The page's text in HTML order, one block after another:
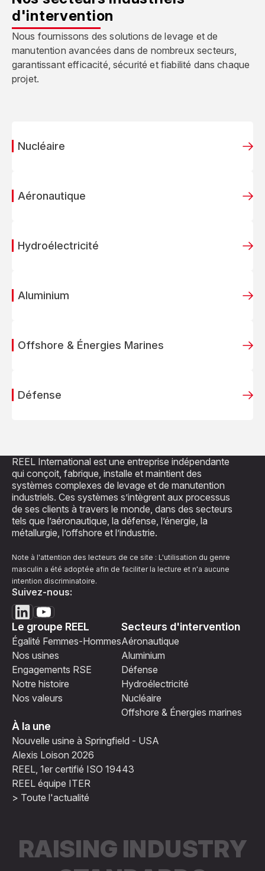
d'intervention
Nous fournissons des solutions de levage et de
manutention avancées dans de nombreux secteurs,
garantissant efficacité, sécurité et fiabilité dans chaque
projet.
Nucléaire
Aéronautique
Hydroélectricité
Aluminium
Offshore & Énergies Marines
Défense
REEL International est une entreprise indépendante
qui conçoit, fabrique, installe et maintient des
systèmes complexes de levage et de manutention
industriels. Ces systèmes s’intègrent aux processus
de ses clients à travers le monde, dans des secteurs
tels que l’aéronautique, la défense, l’énergie, la
métallurgie, l’offshore et l’industrie.
Note à l'attention des lecteurs de ce site : L'utilisation du genre
masculin a été adoptée afin de faciliter la lecture et n'a aucune
intention discriminatoire.
Suivez-nous:
Le groupe REEL
Égalité Femmes-Hommes
Nos usines
Engagements RSE
Notre histoire
Nos valeurs
Secteurs d'intervention
Aéronautique
Aluminium
Défense
Hydroélectricité
Nucléaire
Offshore & Énergies marines
À la une
Nouvelle usine à Springfield - USA
Alexis Loison 2026
REEL, 1er certifié ISO 19443
REEL équipe ITER
> Toute l'actualité
RAISING INDUSTRY